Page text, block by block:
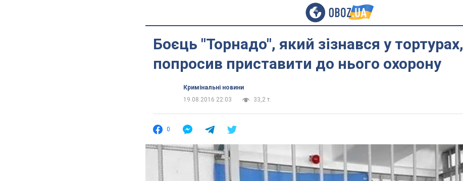
Боєць "Торнадо", який зізнався у тортурах,
попросив приставити до нього охорону
Кримінальні новини
19.08.2016 22:03
33,2 т.
0